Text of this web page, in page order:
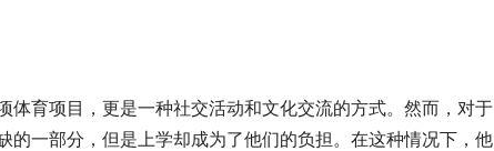
育项目，更是一种社交活动和文化交流的方式。然而，对于
一部分，但是上学却成为了他们的负担。在这种情况下，他